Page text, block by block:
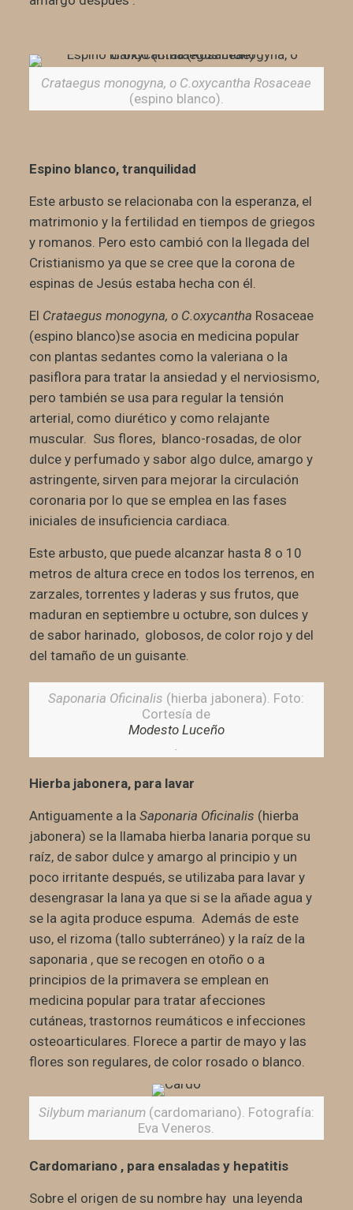
Crataegus monogyna, o C.oxycantha Rosaceae
(espino blanco).
Espino blanco, tranquilidad
Este arbusto se relacionaba con la esperanza, el
matrimonio y la fertilidad en tiempos de griegos
y romanos. Pero esto cambió con la llegada del
Cristianismo ya que se cree que la corona de
espinas de Jesús estaba hecha con él.
El Crataegus monogyna, o C.oxycantha Rosaceae
(espino blanco)se asocia en medicina popular
con plantas sedantes como la valeriana o la
pasiflora para tratar la ansiedad y el nerviosismo,
pero también se usa para regular la tensión
arterial, como diurético y como relajante
muscular. Sus flores, blanco-rosadas, de olor
dulce y perfumado y sabor algo dulce, amargo y
astringente, sirven para mejorar la circulación
coronaria por lo que se emplea en las fases
iniciales de insuficiencia cardiaca.
Este arbusto, que puede alcanzar hasta 8 o 10
metros de altura crece en todos los terrenos, en
zarzales, torrentes y laderas y sus frutos, que
maduran en septiembre u octubre, son dulces y
de sabor harinado, globosos, de color rojo y del
del tamaño de un guisante.
Saponaria Oficinalis (hierba jabonera). Foto:
Cortesía de
Modesto Luceño
.
Hierba jabonera, para lavar
Antiguamente a la Saponaria Oficinalis (hierba
jabonera) se la llamaba hierba lanaria porque su
raíz, de sabor dulce y amargo al principio y un
poco irritante después, se utilizaba para lavar y
desengrasar la lana ya que si se la añade agua y
se la agita produce espuma. Además de este
uso, el rizoma (tallo subterráneo) y la raíz de la
saponaria , que se recogen en otoño o a
principios de la primavera se emplean en
medicina popular para tratar afecciones
cutáneas, trastornos reumáticos e infecciones
osteoarticulares. Florece a partir de mayo y las
flores son regulares, de color rosado o blanco.
Silybum marianum(cardomariano). Fotografía:
Eva Veneros.
Cardomariano , para ensaladas y hepatitis
Sobre el origen de su nombre hay una leyenda